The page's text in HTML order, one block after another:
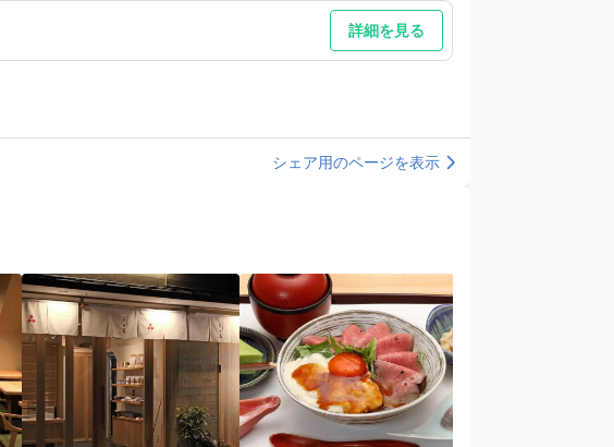
詳細を見る
シェア用のページを表示